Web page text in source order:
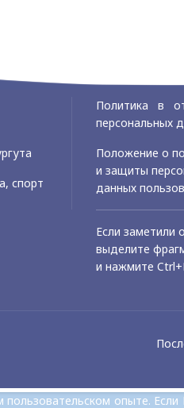
спорт
Политика в
персональных
Положение о
и защиты
данных
Если заметили
выделите
и нажмите
опыте.